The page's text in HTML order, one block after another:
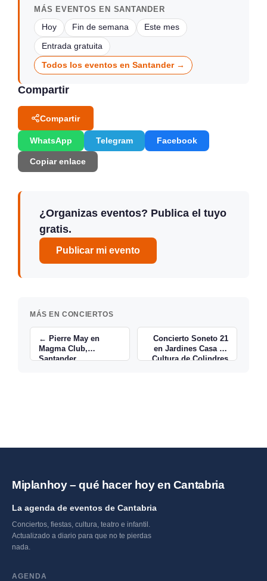
MÁS EVENTOS EN SANTANDER
Hoy Fin de semana Este mes
Entrada gratuita
Todos los eventos en Santander →
Compartir
Compartir
WhatsApp Telegram Facebook
Copiar enlace
¿Organizas eventos? Publica el tuyo
gratis.
Publicar mi evento
MÁS EN CONCIERTOS
← Pierre May en
Magma Club,
Santander
Concierto Soneto 21
en Jardines Casa de
Cultura de Colindres
Miplanhoy – qué hacer hoy en Cantabria
La agenda de eventos de Cantabria
Conciertos, fiestas, cultura, teatro e infantil.
Actualizado a diario para que no te pierdas
nada.
AGENDA